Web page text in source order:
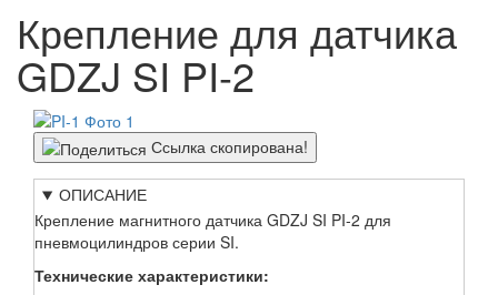
Крепление для датчика
GDZJ SI PI-2
Ссылка скопирована!
ОПИСАНИЕ
Крепление магнитного датчика GDZJ SI PI-2 для
пневмоцилиндров серии SI.
Технические характеристики: